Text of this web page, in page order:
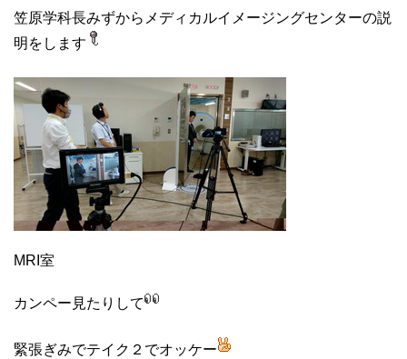
笠原学科長みずからメディカルイメージングセンターの説
明をします
MRI室
カンペー見たりして
緊張ぎみでテイク２でオッケー